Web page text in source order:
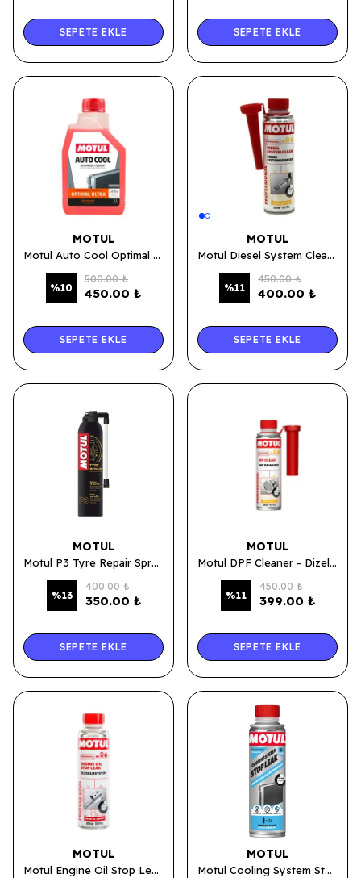
SEPETE EKLE SEPETE EKLE
MOTUL
Motul Auto Cool Optimal Ultra Konsantre 1 Lt Kırmızı Antifriz ( Üretim Yılı: 2025 )
%10
500.00 ₺
450.00 ₺
SEPETE EKLE
MOTUL
Motul Diesel System Clean - Dizel Sistem Temizleyici 300 ML.
%11
450.00 ₺
400.00 ₺
SEPETE EKLE
MOTUL
Motul P3 Tyre Repair Sprey - Lastik Tamir Kiti 300 ML.
%13
400.00 ₺
350.00 ₺
SEPETE EKLE
MOTUL
Motul DPF Cleaner - Dizel Partikül Filtre Temizleyici 300 ML.
%11
450.00 ₺
399.00 ₺
SEPETE EKLE
MOTUL
Motul Engine Oil Stop Leak - Motor Yağ Sızıntı Önleyici 300 ML.
MOTUL
Motul Cooling System Stop Leak - Radyatör Çatlak Tıkayıcı 300 ML.